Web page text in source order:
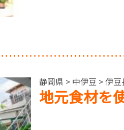
静岡県 > 中伊豆 > 伊
地元食材を